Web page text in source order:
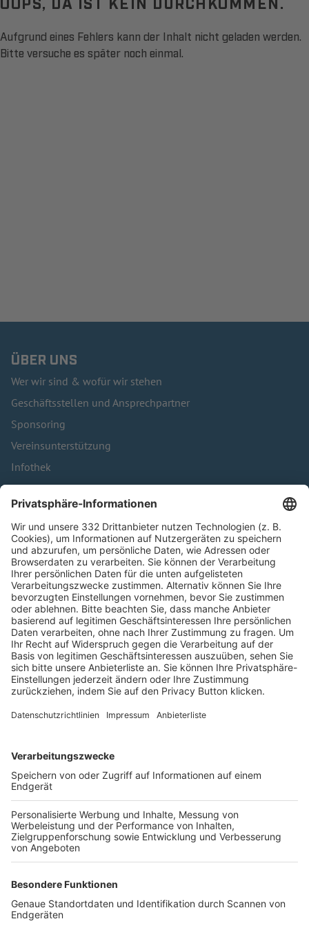
Aufgrund eines Fehlers kann der Inhalt nicht geladen werden.
Bitte versuche es später noch einmal.
ÜBER UNS
Wer wir sind & wofür wir stehen
Geschäftsstellen und Ansprechpartner
Sponsoring
Vereinsunterstützung
Infothek
Kontakt
HÄUFIG BESUCHTE SEITEN
Pässe und Vereinswechsel
Trainerausbildung
Schulungsangebot Vereinsmitarbeiter
BFV-Geschäftsstellen
Trainerbörse
Login SpielPlus
FOLGE DEM BFV
TOP-VEREINE
TOP-PARTNER